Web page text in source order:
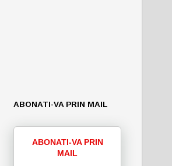
ABONATI-VA PRIN MAIL
ABONATI-VA PRIN
MAIL